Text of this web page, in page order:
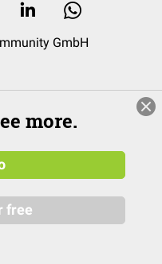
GmbH
more.
free